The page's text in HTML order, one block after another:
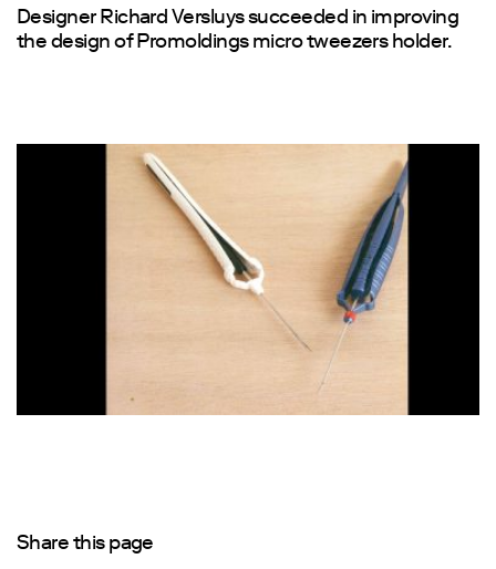
Designer Richard Versluys succeeded in improving
the design of Promoldings micro tweezers holder.
Share this page